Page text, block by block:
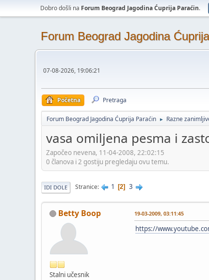
Dobro došli na Forum Beograd Jagodina Ćuprija Paraćin.
Forum Beograd Jagodina
07-08-2026, 19:06:21
Početna Pretraga
Forum Beograd Jagodina Ćuprija Paraćin ► Razne
vasa omiljena pesma i
Započeo nevena, 11-04-2008, 22:02:15
0 članova i 2 gostiju pregledaju ovu temu.
IDI DOLE Stranice 1 2 3
Betty Boop
Stalni učesnik
19-03-2009, 03:11:45
https://